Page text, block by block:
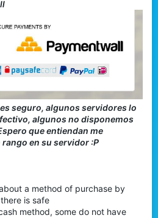
seguro, algunos servidores lo
algunos no disponemos
que entiendan me
en su servidor :P
a method of purchase by
is safe
method, some do not have